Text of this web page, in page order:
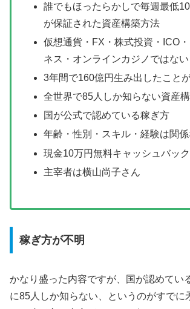
誰でもほったらかしで毎週最低
が保証された資産構築方法
仮想通貨・FX・株式投資・ICO
ネス・オンラインカジノではない
3年間で160億円生み出したこと
全世界で85人しか知らない資産
国が公式で認めている稼ぎ方
年齢・性別・スキル・経験は関係
現金10万円無料キャッシュバック
主宰者は横山尚子さん
稼ぎ方が不明
かなり盛った内容ですが、国が認めてい
に85人しか知らない、というのがすでに